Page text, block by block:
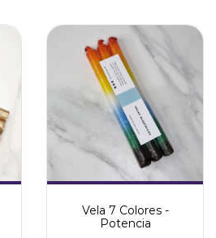
Vela 7 Colores -
Potencia